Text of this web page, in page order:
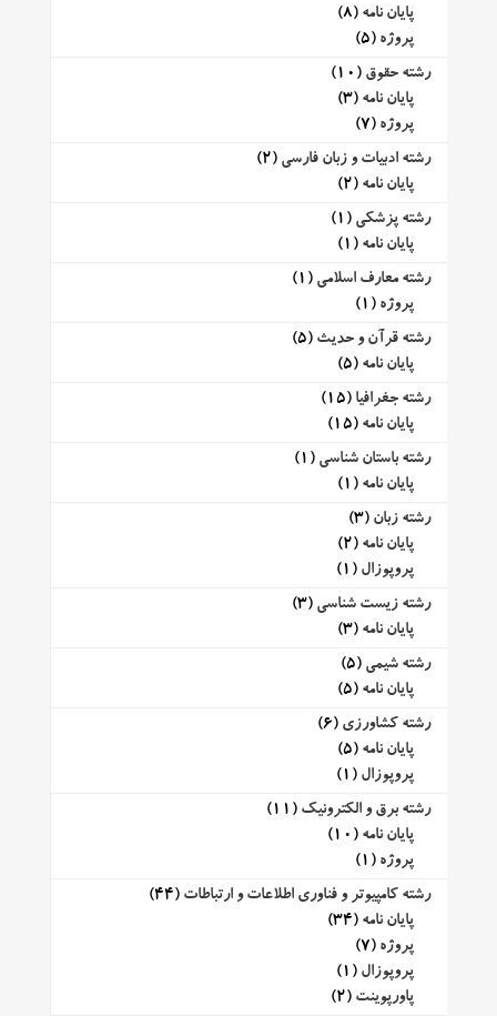
پایان نامه (8)
پروژه (5)
رشته حقوق (10)
پایان نامه (3)
پروژه (7)
رشته ادبیات و زبان فارسی (2)
پایان نامه (2)
رشته پزشکی (1)
پایان نامه (1)
رشته معارف اسلامی (1)
پروژه (1)
رشته قرآن و حدیث (5)
پایان نامه (5)
رشته جغرافیا (15)
پایان نامه (15)
رشته باستان شناسی (1)
پایان نامه (1)
رشته زبان (3)
پایان نامه (2)
پروپوزال (1)
رشته زیست شناسی (3)
پایان نامه (3)
رشته شیمی (5)
پایان نامه (5)
رشته کشاورزی (6)
پایان نامه (5)
پروپوزال (1)
رشته برق و الکترونیک (11)
پایان نامه (10)
پروژه (1)
رشته کامپیوتر و فناوری اطلاعات و ارتباطات (44)
پایان نامه (34)
پروژه (7)
پروپوزال (1)
پاورپوینت (2)